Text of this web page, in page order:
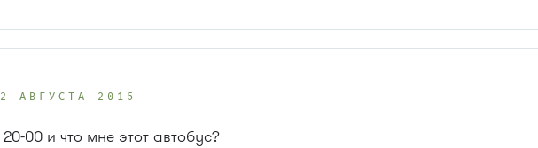
АВГУСТА 2015
00 и что мне этот автобус?